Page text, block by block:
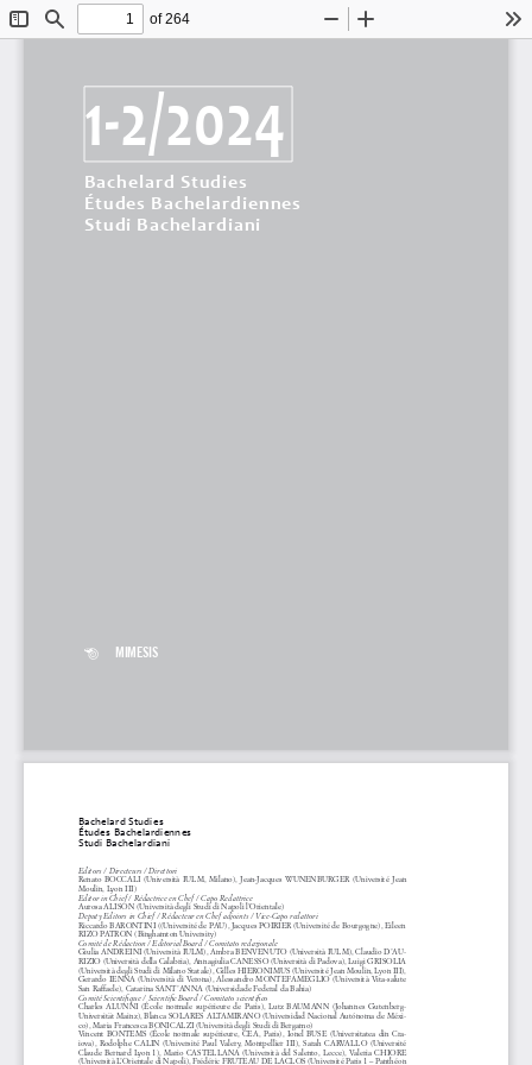
ToggleFind
of 264
Zoom
1-2/2024
Bachelard Studies
Études Bachelardiennes
Studi Bachelardiani
MIMESIS
Bachelard Studies
Études Bachelardiennes
Studi Bachelardiani
Editors / Directeurs / Direttori
Renato
  BOCCALI  (Università  IULM,  Milano),
Jean-Jacques
  WUNENBURGER  (Université  Jean
Moulin, Lyon III)
Editor
in Chief / Rédactrice en Chef / Capo Redattrice
Aurosa ALISON (Università degli Studi di Napoli l’Orientale)
Deputy Editors in Chief / Rédacteur en Chef adjoints / Vice-Capo redattori
Riccardo
BARONTINI ((Université de PAU), Jacques POIRIER (Université de Bourgogne), Eileen
RIZO PATRON (Binghamton University)
Comité de Rédaction / Editorial Board / Comitato redazionale
Giulia ANDREINI (Università IULM), Ambra BENVENUTO (Università IULM), Claudio D’AU
RIZIO (Università della Calabria),
Annagiulia CANESSO (Università di Padova), Luigi GRISOLIA
(Università degli Studi di Milano Statale), Gilles
HIERONIMUS (Université Jean Moulin, Lyon III),
Gerardo IENNA (Università di Verona), Alessandro MONTEFAMEGLIO (Università Vita-salute
San Raffaele), Catarina SANT’ANNA (Universidade Federal da Bahia)
Comité Scientifique
/ Scientific Board / Comitato scientifico
Charles
  ALUNNI  (École  normale  supérieure  de  Paris),
Lutz
  BAUMANN  (Johannes  Gutenberg-
Universität Mainz), Blanca SOLARES ALTAMIRANO (Universidad Nacional Autónoma de Méxi
co), Maria
Francesca BONICALZI (Università degli Studi di Bergamo)
Vincent
  BONTEMS  (École  normale  supérieure,  CEA,  Paris),
Ionel
  BUSE  (Universitatea  din  Cra
iova),
Rodolphe
  CALIN  (Université  Paul  Valery,  Montpellier  III),
Sarah
  CARVALLO  (Université
Claude Bernard Lyon 1), Mario CASTELLANA (Università del Salento, Lecce), Valeria
CHIORE
(Università L’Orientale di Napoli), Frédéric FRUTEAU DE LACLOS (Université Paris 1 – Panthéon